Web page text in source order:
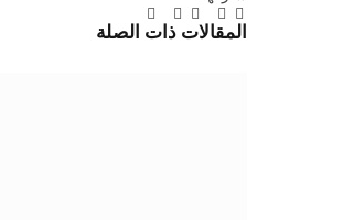
فيسبوك
تويتربينتيريست
لينكدإن
Tumblr
تيلقرام
البريد
الإلكتروني
المقالات ذات الصلة